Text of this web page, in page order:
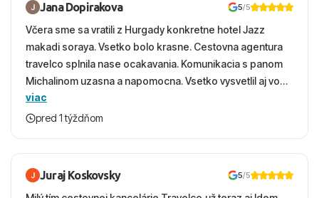
Jana Dopirakova 5/5
Včera sme sa vratili z Hurgady konkretne hotel Jazz
makadi soraya. Vsetko bolo krasne. Cestovna agentura
travelco splnila nase ocakavania. Komunikacia s panom
Michalinom uzasna a napomocna. Vsetko vysvetlil aj vo
vecernych hodinach zaco sa ospravedlnujem. Hotel
krasny, cisty. Sluzby top. Strava, prostredie, more,
viac
pred 1 týždňom
Juraj Koskovsky 5/5